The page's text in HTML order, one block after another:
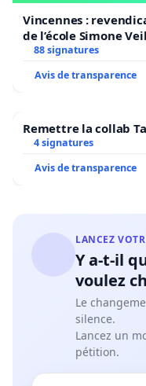
Vincennes :
de l’école Simone Veil
88 signatures
Avis de transparence
Remettre la collab
4 signatures
Avis de transparence
LANCEZ
Y a-t-il
voulez
Le
silence.
Lancez un
pétition.